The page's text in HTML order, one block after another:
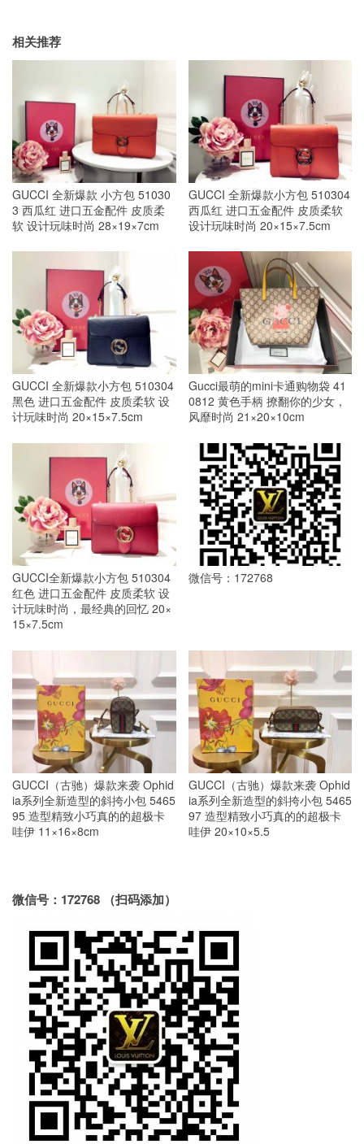
相关推荐
GUCCI 全新爆款 小方包 51030
3 西瓜红 进口五金配件 皮质柔
软 设计玩味时尚 28×19×7cm
GUCCI 全新爆款小方包 510304
西瓜红 进口五金配件 皮质柔软
设计玩味时尚 20×15×7.5cm
GUCCI 全新爆款小方包 510304
黑色 进口五金配件 皮质柔软 设
计玩味时尚 20×15×7.5cm
Gucci最萌的mini卡通购物袋 41
0812 黄色手柄 撩翻你的少女，
风靡时尚 21×20×10cm
GUCCI全新爆款小方包 510304
红色 进口五金配件 皮质柔软 设
计玩味时尚，最经典的回忆 20×
15×7.5cm
微信号：172768
GUCCI（古驰）爆款来袭 Ophid
ia系列全新造型的斜挎小包 5465
95 造型精致小巧真的的超极卡
哇伊 11×16×8cm
GUCCI（古驰）爆款来袭 Ophid
ia系列全新造型的斜挎小包 5465
97 造型精致小巧真的的超极卡
哇伊 20×10×5.5
微信号：172768 （扫码添加）